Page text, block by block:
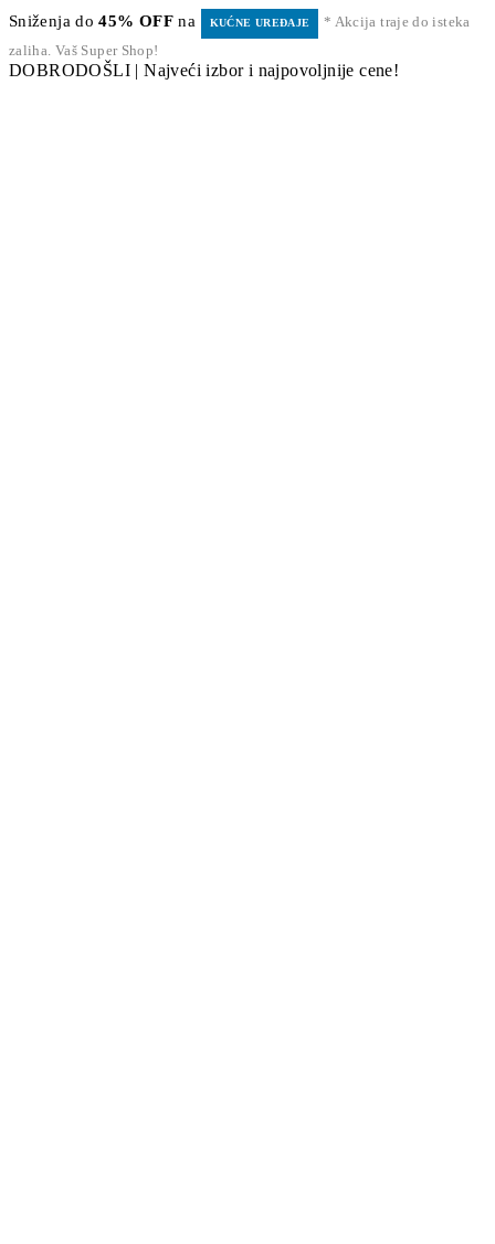
Sniženja do45% OFF na KUĆNE UREĐAJE
* Akcija traje do isteka
zaliha. Vaš Super Shop!
DOBRODOŠLI | Najveći izbor i najpovoljnije cene!